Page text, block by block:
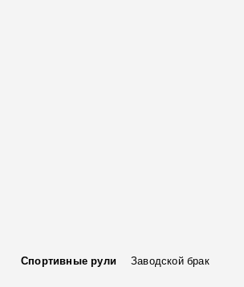
Спортивные рули Заводской брак